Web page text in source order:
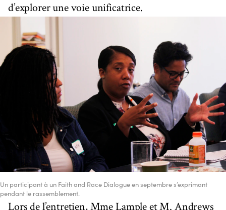
d’explorer une voie unificatrice.
Un participant à un Faith and Race Dialogue en septembre s’exprimant
pendant le rassemblement.
Lors de l’entretien, Mme Lample et M. Andrews